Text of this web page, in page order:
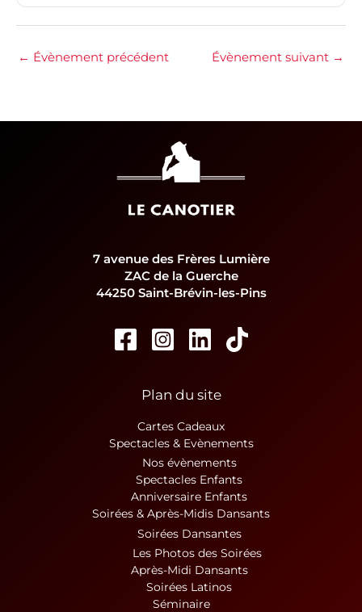
← Évènement précédent Évènement suivant →
7 avenue des Frères Lumière
ZAC de la Guerche
44250 Saint-Brévin-les-Pins
Plan du site
Cartes Cadeaux
Spectacles & Evènements
Nos évènements
Spectacles Enfants
Anniversaire Enfants
Soirées & Après-Midis Dansants
Soirées Dansantes
Les Photos des Soirées
Après-Midi Dansants
Soirées Latinos
Séminaire